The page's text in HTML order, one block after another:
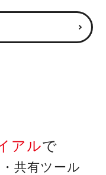
アルで
共有ツール